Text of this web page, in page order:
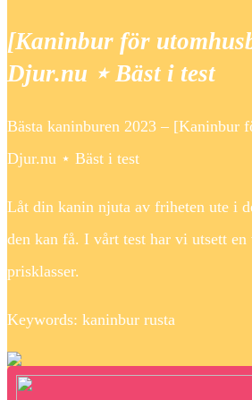
[Kaninbur för
Djur.nu ⋆ Bäst i test
Bästa kaninburen 2023 – [Kaninbur
Djur.nu ⋆ Bäst i test
Låt din kanin njuta av friheten ute i
den kan få. I vårt test har vi utsett
prisklasser.
Keywords: kaninbur rusta